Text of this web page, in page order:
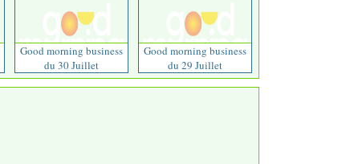
Good morning business
du 30 Juillet
Good morning business
du 29 Juillet